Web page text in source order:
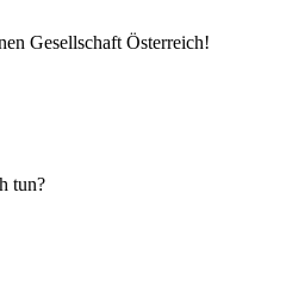
Gesellschaft Österreich!
tun?